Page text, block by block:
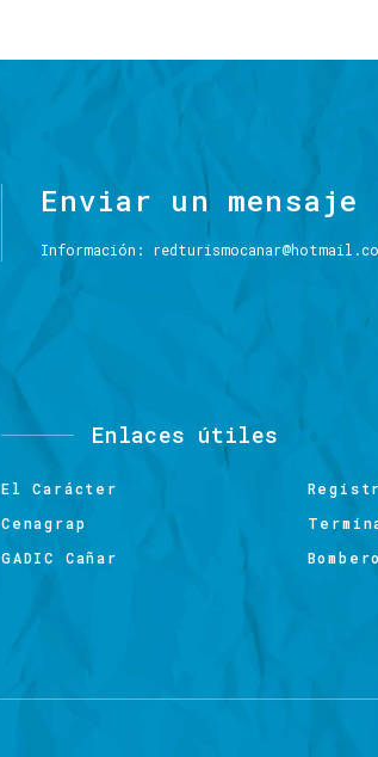
Enviar un mensaje
Información:
Enlaces útiles
El Carácter
Cenagrap
GADIC Cañar